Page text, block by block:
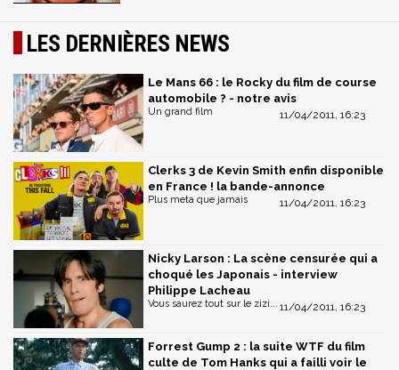
LES DERNIÈRES NEWS
Le Mans 66 : le Rocky du film de course
automobile ? - notre avis
11/04/2011, 16:23
Un grand film
Clerks 3 de Kevin Smith enfin disponible
en France ! la bande-annonce
11/04/2011, 16:23
Plus meta que jamais
Nicky Larson : La scène censurée qui a
choqué les Japonais - interview
Philippe Lacheau
11/04/2011, 16:23
Vous saurez tout sur le zizi...
Forrest Gump 2 : la suite WTF du film
culte de Tom Hanks qui a failli voir le